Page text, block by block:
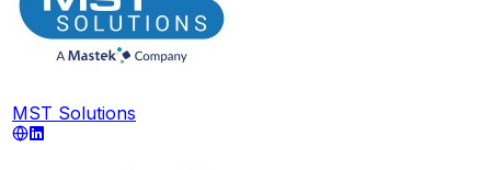
MST Solutions